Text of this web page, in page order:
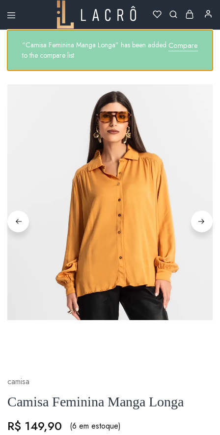
Lacrô
Wear Compare
“Camisa Feminina Manga Longa” has been added
to the compare list
camisa
Camisa Feminina Manga Longa
R$ 149,90 (6 em estoque)